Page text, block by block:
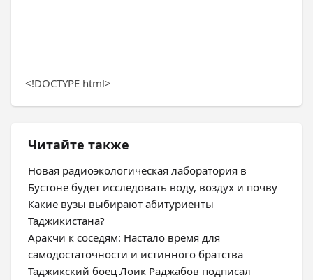
<!DOCTYPE html>
Читайте также
Новая радиоэкологическая лаборатория в
Бустоне будет исследовать воду, воздух и почву
Какие вузы выбирают абитуриенты
Таджикистана?
Аракчи к соседям: Настало время для
самодостаточности и истинного братства
Таджикский боец Лоик Раджабов подписал